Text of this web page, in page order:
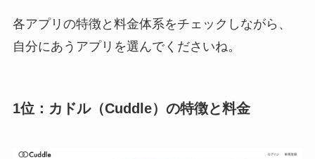
各アプリの特徴と料金体系をチェックしながら、
自分にあうアプリを選んでくださいね。
1位：カドル（Cuddle）の特徴と料金